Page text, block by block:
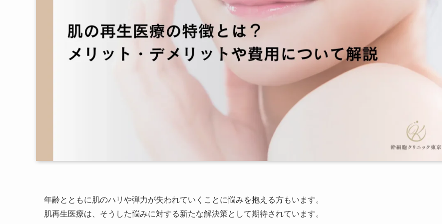
年齢とともに肌のハリや弾力が失われていくことに悩みを抱える方もいます。
肌再生医療は、そうした悩みに対する新たな解決策として期待されています。